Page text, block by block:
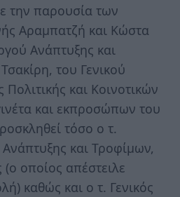
την παρουσία των
Αραμπατζή και Κώστα
Ανάπτυξης και
του Γενικού
και Κοινοτικών
και εκπροσώπων του
τόσο ο τ.
και Τροφίμων,
οποίος απέστειλε
καθώς και ο τ. Γενικός